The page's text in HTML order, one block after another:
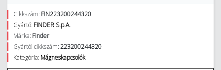
Cikkszám: FIN223200244320
Gyártó: FINDER S.p.A.
Márka: Finder
Gyártói cikkszám:223200244320
Kategória: Mágneskapcsolók